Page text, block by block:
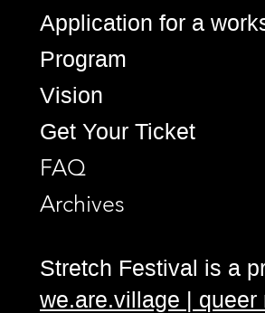
Application for a
Program
Vision
Get Your Ticket
FAQ
Archives
Stretch Festival is a
we.are.village | queer